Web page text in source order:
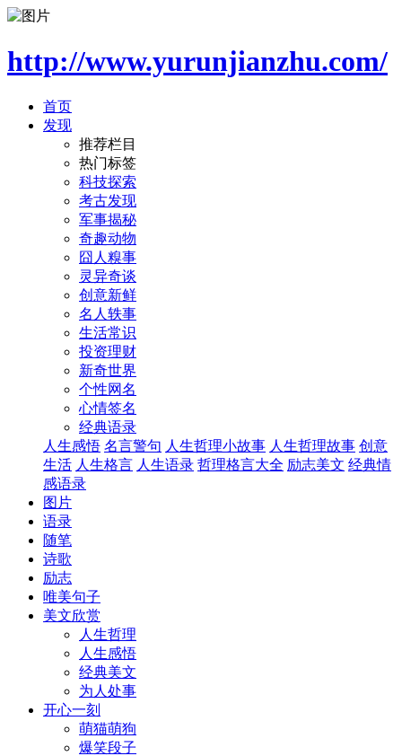
http://www.yurunjianzhu.com/
首页
发现
推荐栏目
热门标签
科技探索
考古发现
军事揭秘
奇趣动物
囧人糗事
灵异奇谈
创意新鲜
名人轶事
生活常识
投资理财
新奇世界
个性网名
心情签名
经典语录
人生感悟 名言警句 人生哲理小故事 人生哲理故事 创意
生活 人生格言 人生语录 哲理格言大全 励志美文 经典情
感语录
图片
语录
随笔
诗歌
励志
唯美句子
美文欣赏
人生哲理
人生感悟
经典美文
为人处事
开心一刻
萌猫萌狗
爆笑段子